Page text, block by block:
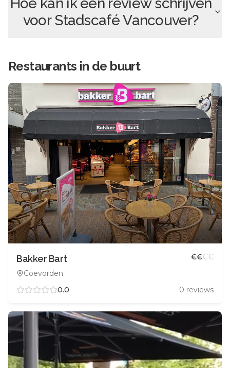
voorStadscafé Vancouver?
Restaurants in de buurt
Bakker Bart
Coevorden
€€€€
0.0 0 reviews